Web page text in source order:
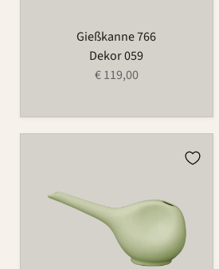
Gießkanne 766
Dekor 059
€ 119,00